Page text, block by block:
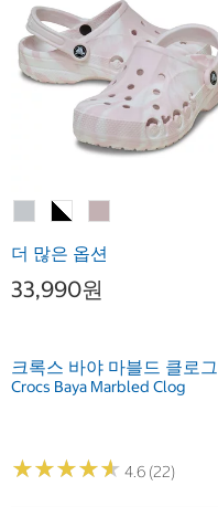
더 많은 옵션
33,990원
크록스 바야 마블드 클로그
Crocs Baya Marbled Clog
★★★★★
★★★★★ 4.6 (22)